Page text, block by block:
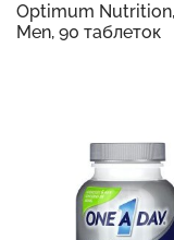
Optimum
Men, 90 таблеток